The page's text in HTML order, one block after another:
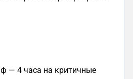
— 4 часа на критичные